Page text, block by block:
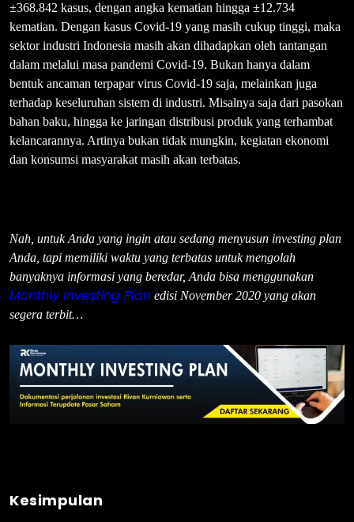
±368.842 kasus, dengan angka kematian hingga ±12.734
kematian. Dengan kasus Covid-19 yang masih cukup tinggi, maka
sektor industri Indonesia masih akan dihadapkan oleh tantangan
dalam melalui masa pandemi Covid-19. Bukan hanya dalam
bentuk ancaman terpapar virus Covid-19 saja, melainkan juga
terhadap keseluruhan sistem di industri. Misalnya saja dari pasokan
bahan baku, hingga ke jaringan distribusi produk yang terhambat
kelancarannya. Artinya bukan tidak mungkin, kegiatan ekonomi
dan konsumsi masyarakat masih akan terbatas.
Nah, untuk Anda yang ingin atau sedang menyusun investing plan
Anda, tapi memiliki waktu yang terbatas untuk mengolah
banyaknya informasi yang beredar, Anda bisa menggunakan
Monthly Investing Plan edisi November 2020 yang akan
segera terbit…
Kesimpulan